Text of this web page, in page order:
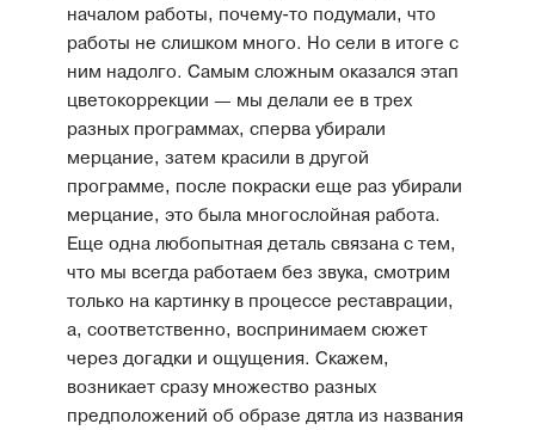
началом работы, почему-то подумали, что
работы не слишком много. Но сели в итоге с
ним надолго. Самым сложным оказался этап
цветокоррекции — мы делали ее в трех
разных программах, сперва убирали
мерцание, затем красили в другой
программе, после покраски еще раз убирали
мерцание, это была многослойная работа.
Еще одна любопытная деталь связана с тем,
что мы всегда работаем без звука, смотрим
только на картинку в процессе реставрации,
а, соответственно, воспринимаем сюжет
через догадки и ощущения. Скажем,
возникает сразу множество разных
предположений об образе дятла из названия